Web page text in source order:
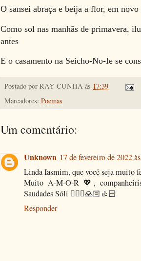
O sansei abraça e beija a flor, em
Como sol nas manhãs de primavera,
antes
E o casamento na Seicho-No-Ie se
Postado por RAY CUNHA às 17:39
Marcadores: Poemas
Um comentário:
Unknown 17 de fevereiro de 2022
Linda Iasmim, que você seja muito
Muito A-M-O-R 💖,
Saudades Sóli 🙋🏼‍♀️🙏🏻👍🏻
Responder